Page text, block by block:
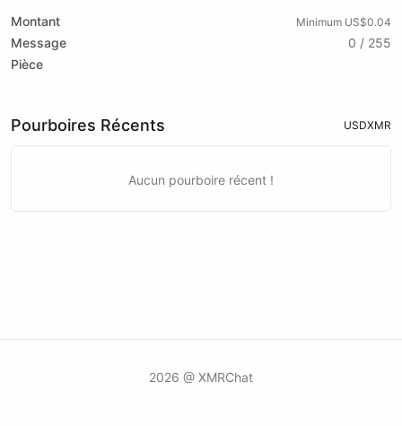
Montant Minimum US$0.04
Message
0 / 255
Pièce
Pourboires Récents USDXMR
Aucun pourboire récent !
2026 @ XMRChat